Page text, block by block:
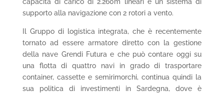
supporto alla navigazione con 2 rotori a vento.
Il Gruppo di logistica integrata, che è recentemente
tornato ad essere armatore diretto con la gestione
della nave Grendi Futura e che può contare oggi su
una flotta di quattro navi in grado di trasportare
container, cassette e semirimorchi, continua quindi la
sua politica di investimenti in Sardegna, dove è